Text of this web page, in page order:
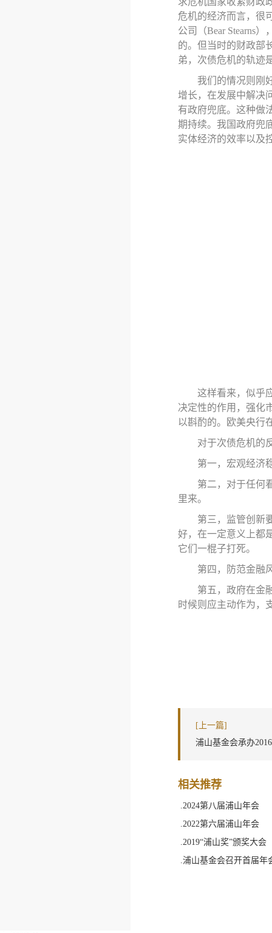
危机的经济而言，很
公司
（Bear Stearns）
的。但当时的财政部
弟，次债危机的轨迹
我们的情况则 刚
增长，在发展中解决
有政府兜底。这种做
期持续。我国政府兜
实体经济的效率以及
这样看来，似乎
决定性的作用，强化
以斟酌的。欧美央行
对于次债危机的
第一， 宏观经济
第二 ， 对于任何
里来。
第三 ，
监管创新
好，在一定意义上都
它们一棍子打死。
第四 ，
防范金融
第五 ， 政府在金
时候则应主动作为，
[上一篇]
浦山基金会承办
相关推荐
.2024第八届浦山年会
.2022第六届浦山年会
.2019“浦山奖”颁奖大会
.浦山基金会召开首届年